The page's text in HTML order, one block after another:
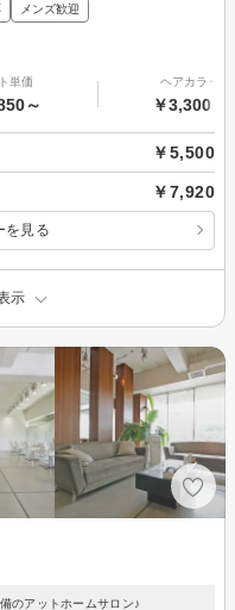
メンズ歓迎
単価
～
ヘアカラー
￥3,300～
￥5,500
￥7,920
を見る
示
のアットホームサロン♪